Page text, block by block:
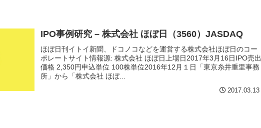
IPO事例研究 – 株式会社 ほぼ日（3560）JASDAQ
ほぼ日刊イトイ新聞、ドコノコなどを運営する株式会社ほぼ日のコー
ポレートサイト情報源: 株式会社 ほぼ日上場日2017年3月16日IPO売出
価格 2,350円申込単位 100株単位2016年12月１日「東京糸井重里事務
所」から「株式会社 ほぼ...
2017.03.13